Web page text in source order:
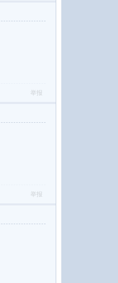
举报
举报